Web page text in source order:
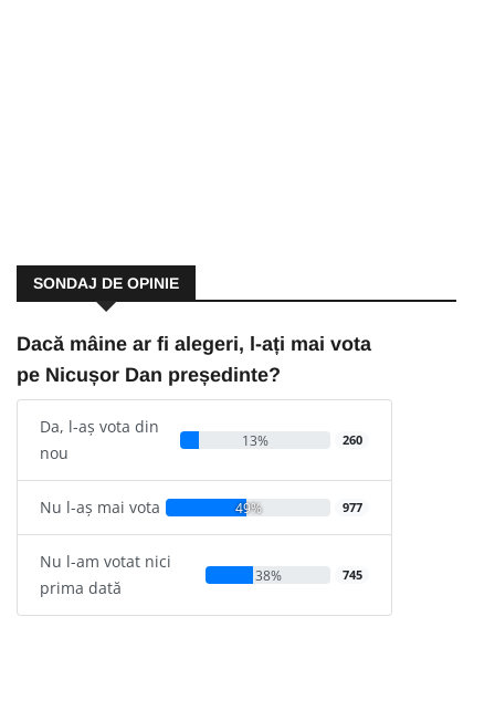
SONDAJ DE OPINIE
Dacă mâine ar fi alegeri, l-ați mai vota
pe Nicușor Dan președinte?
Da, l-aș vota din
nou
13% 260
Nu l-aș mai vota 49% 977
Nu l-am votat nici
prima dată
38% 745